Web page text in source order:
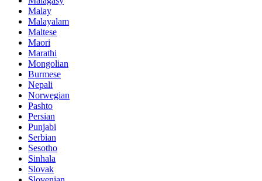
Malay
Malayalam
Maltese
Maori
Marathi
Mongolian
Burmese
Nepali
Norwegian
Pashto
Persian
Punjabi
Serbian
Sesotho
Sinhala
Slovak